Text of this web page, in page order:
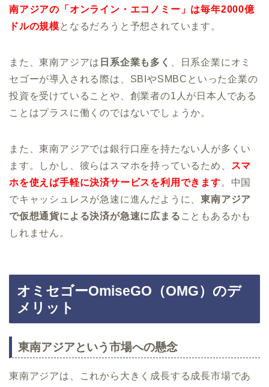
南アジアの「オンライン・エコノミー」は毎年2000億
ドルの規模となるだろうと予想されています。
また、東南アジアは 日系企業も多く
、日系企業にオミ
セゴーが導入される際は、SBIやSMBCといった企業の
投資を受けていることや、創業者の1人が日本人である
ことはプラスに働くのではないでしょうか。
また、東南アジアでは銀行口座を持たない人が多くい
ます。しかし、彼らはスマホを持っているため、
スマ
ホを使えば手軽に決済サービスを利用できます。中国
でキャッシュレスが急速に進んだように、東南アジア
で仮想通貨による決済が急速に広まる こともあるかも
しれません。
オミセゴーOmiseGO（OMG）のデ
メリット
東南アジアという市場への懸念
東南アジアは、これから大きく成長する成長市場であ